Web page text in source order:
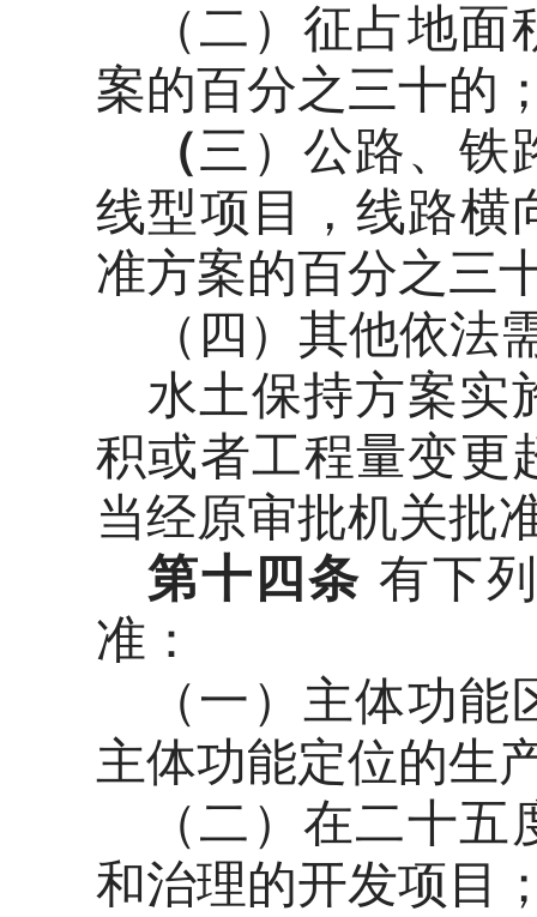
（二）征占地
案的百分之三十的
（三）公路、铁
线型项目，线路横
准方案的百分之三
（四）其他依
水土保持方案实
积或者工程量变更
当经原审批机关批
第十四条 有下
准：
（一）主体功
主体功能定位的生
（二）在二十
和治理的开发项目